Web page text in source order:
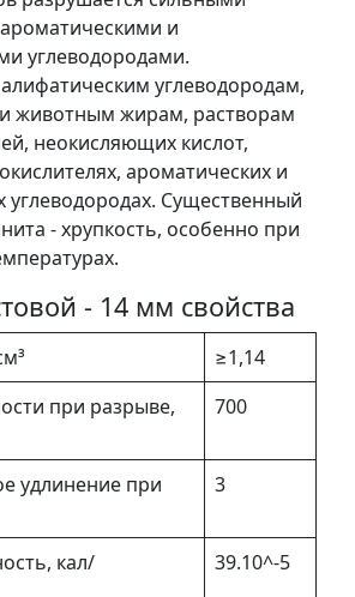
и
углеводородами.
углеводородам,
животным жирам, растворам
неокисляющих кислот,
ароматических и
углеводородах. Существенный
- хрупкость, особенно при
- 14 мм свойства
≥1,14
при разрыве,
700
удлинение при
3
кал/
39.10^-5